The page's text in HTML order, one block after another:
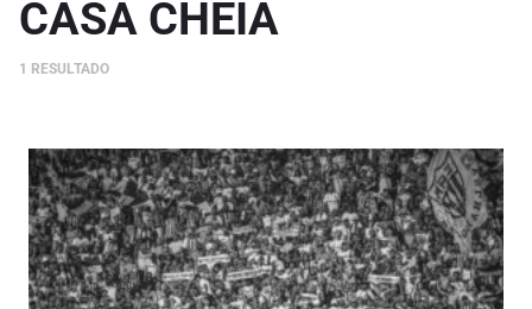
CASA CHEIA
1 RESULTADO